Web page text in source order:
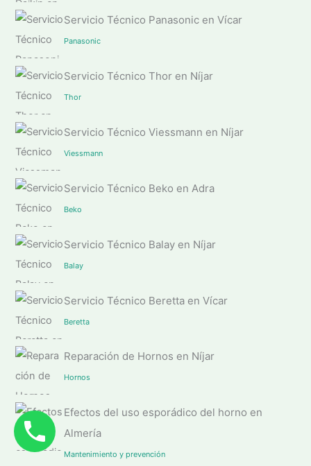
Servicio Técnico Panasonic en Vícar
Panasonic
Servicio Técnico Thor en Níjar
Thor
Servicio Técnico Viessmann en Níjar
Viessmann
Servicio Técnico Beko en Adra
Beko
Servicio Técnico Balay en Níjar
Balay
Servicio Técnico Beretta en Vícar
Beretta
Reparación de Hornos en Níjar
Hornos
Efectos del uso esporádico del horno en
Almería
Mantenimiento y prevención